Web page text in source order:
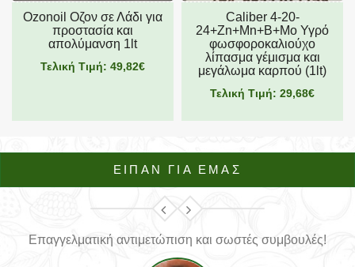
Ozonoil Οζον σε Λάδι για
προστασία και
απολύμανση 1lt
Τελική Τιμή: 49,82€
Caliber 4-20-
24+Zn+Mn+B+Mo Υγρό
φωσφοροκαλιούχο
λίπασμα γέμισμα και
μεγάλωμα καρπού (1lt)
Τελική Τιμή: 29,68€
ΕΙΠΑΝ ΓΙΑ ΕΜΑΣ
Επαγγελματική αντιμετώπιση και σωστές συμβουλές!